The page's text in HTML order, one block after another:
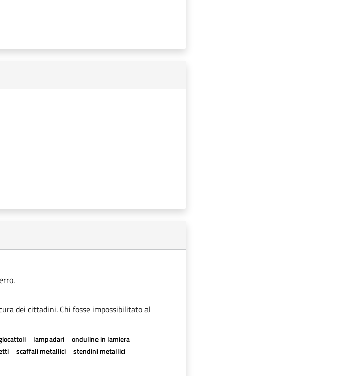
dei cittadini. Chi fosse impossibilitato al
lampadari
onduline in lamiera
scaffali metallici
stendini metallici